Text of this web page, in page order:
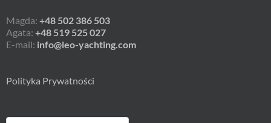
Magda: +48 502 386 503
Agata: +48 519 525 027
E-mail: info@leo-yachting.com
Polityka Prywatności